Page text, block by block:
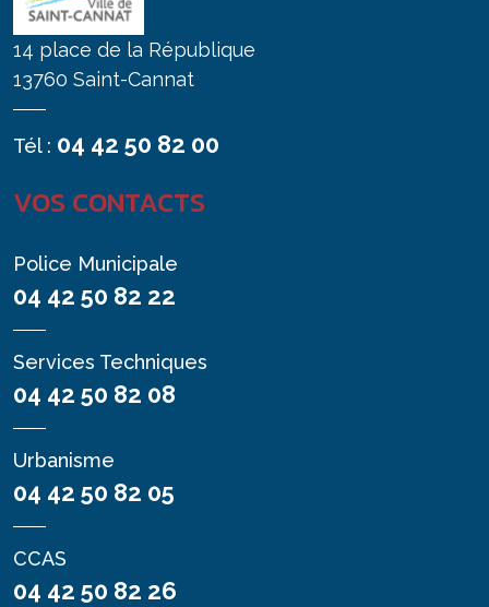
14 place de la République
13760 Saint-Cannat
Tél : 04 42 50 82 00
VOS CONTACTS
Police Municipale
04 42 50 82 22
Services Techniques
04 42 50 82 08
Urbanisme
04 42 50 82 05
CCAS
04 42 50 82 26